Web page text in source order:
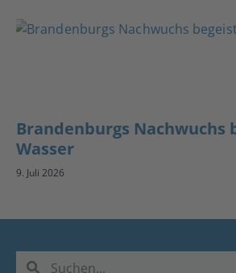
Brandenburgs Nachwuchs
Wasser
9. Juli 2026